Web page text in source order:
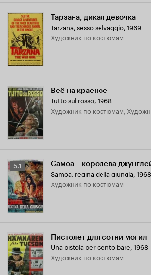
Тарзана, дикая девочка
Tarzana, sesso selvaggio, 1969
Художник по костюмам
Всё на красное
Tutto sul rosso, 1968
Художник по костюмам,
Рейтинг
Кинопоиска
5.1
5.1 Самоа – королева
Samoa, regina della giungla, 1968
Художник по костюмам
Пистолет для сотни могил
Una pistola per cento bare, 1968
Художник по костюмам